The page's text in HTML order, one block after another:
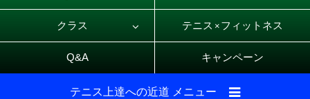
クラス テニス × フィットネス
Q&A キャンペーン
テニス上達への近道 メニュー